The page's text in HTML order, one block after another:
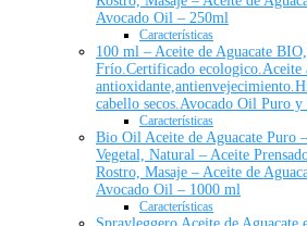
Avocado Oil – 250ml
Características
100 ml – Aceite de Aguacate
Frío.Certificado ecologico.Aceite
cabello secos.Avocado Oil Puro
Características
Bio Oil Aceite de Aguacate Puro
Vegetal, Natural – Aceite
Rostro, Masaje – Aceite de
Avocado Oil – 1000 ml
Características